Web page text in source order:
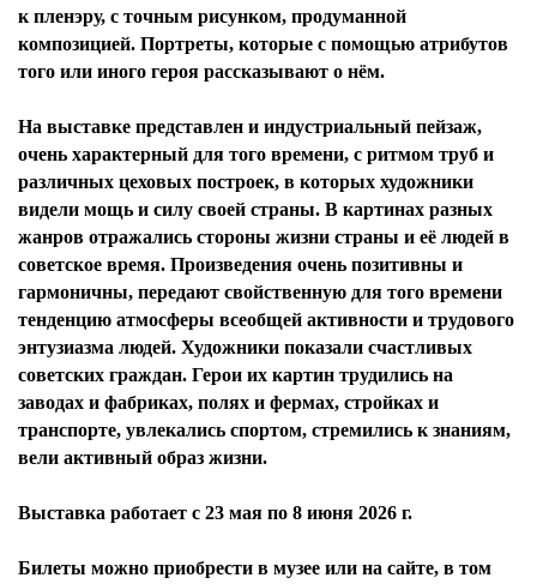
к пленэру, с точным рисунком, продуманной
композицией. Портреты, которые с помощью атрибутов
того или иного героя рассказывают о нём.
На выставке представлен и индустриальный пейзаж,
очень характерный для того времени, с ритмом труб и
различных цеховых построек, в которых художники
видели мощь и силу своей страны. В картинах разных
жанров отражались стороны жизни страны и её людей в
советское время. Произведения очень позитивны и
гармоничны, передают свойственную для того времени
тенденцию атмосферы всеобщей активности и трудового
энтузиазма людей. Художники показали счастливых
советских граждан. Герои их картин трудились на
заводах и фабриках, полях и фермах, стройках и
транспорте, увлекались спортом, стремились к знаниям,
вели активный образ жизни.
Выставка работает с 23 мая по 8 июня 2026 г.
Билеты можно приобрести в музее или на сайте, в том